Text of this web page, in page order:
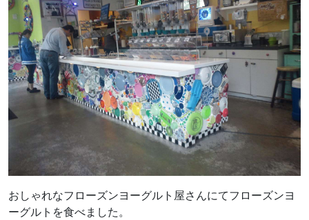
おしゃれなフローズンヨーグルト屋さんにてフローズンヨ
ーグルトを食べました。